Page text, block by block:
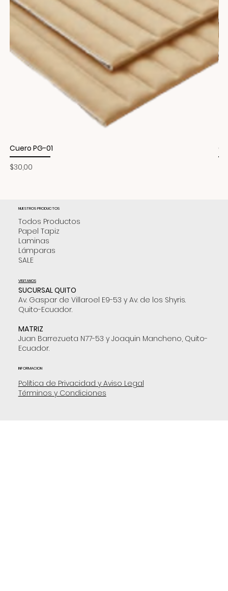
Cuero PG-01
Precio
$30,00
NUESTROS PRODUCTOS
Todos Productos
Papel Tapiz
Laminas
Lámparas
SALE
VISITANOS
SUCURSAL QUITO
Av. Gaspar de Villaroel E9-53 y Av. de los Shyris.
Quito-Ecuador.
MATRIZ
Juan Barrezueta N77-53 y Joaquin Mancheno, Quito-
Ecuador.
INFORMACION
Política de Privacidad y Aviso Legal
Términos y Condiciones